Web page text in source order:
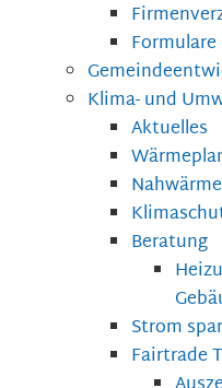
Formulare
Klima- und
Aktuelles
Beratung
Strom
Fairtrade